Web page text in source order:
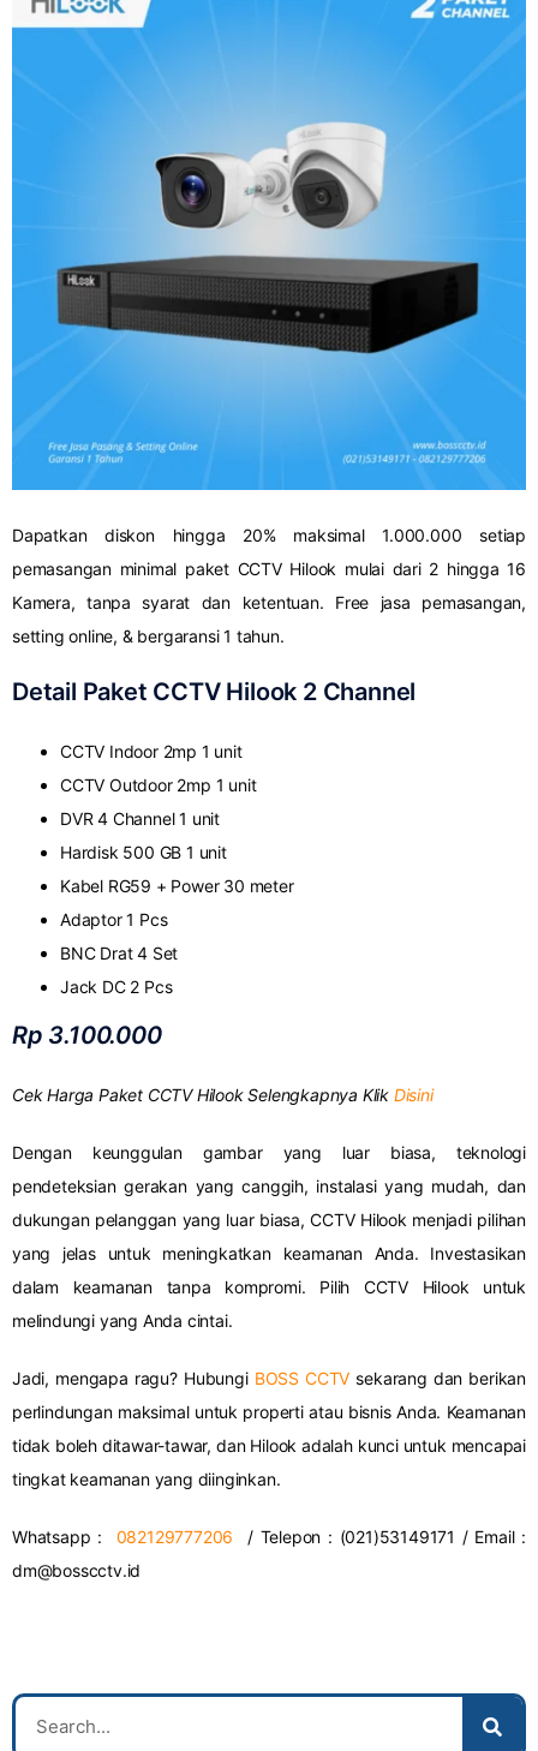
Dapatkan diskon hingga 20% maksimal 1.000.000 setiap
pemasangan minimal paket CCTV Hilook mulai dari 2 hingga 16
Kamera, tanpa syarat dan ketentuan. Free jasa pemasangan,
setting online, & bergaransi 1 tahun.
Detail Paket CCTV Hilook 2 Channel
CCTV Indoor 2mp 1 unit
CCTV Outdoor 2mp 1 unit
DVR 4 Channel 1 unit
Hardisk 500 GB 1 unit
Kabel RG59 + Power 30 meter
Adaptor 1 Pcs
BNC Drat 4 Set
Jack DC 2 Pcs
Rp 3.100.000
Cek Harga Paket CCTV Hilook Selengkapnya Klik Disini
Dengan keunggulan gambar yang luar biasa, teknologi
pendeteksian gerakan yang canggih, instalasi yang mudah, dan
dukungan pelanggan yang luar biasa, CCTV Hilook menjadi pilihan
yang jelas untuk meningkatkan keamanan Anda. Investasikan
dalam keamanan tanpa kompromi. Pilih CCTV Hilook untuk
melindungi yang Anda cintai.
Jadi, mengapa ragu? Hubungi BOSS CCTV sekarang dan berikan
perlindungan maksimal untuk properti atau bisnis Anda. Keamanan
tidak boleh ditawar-tawar, dan Hilook adalah kunci untuk mencapai
tingkat keamanan yang diinginkan.
Whatsapp : 082129777206 / Telepon : (021)53149171 / Email :
dm@bosscctv.id